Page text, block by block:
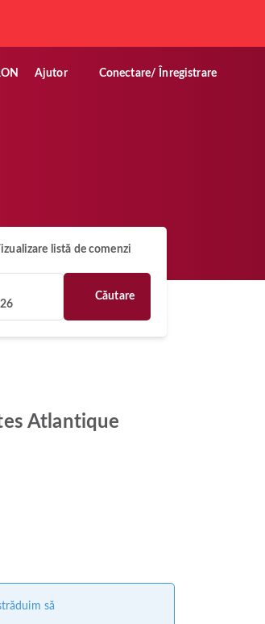
Ajutor Conectare/ Înregistrare
listă de comenzi
Căutare
Atlantique
să